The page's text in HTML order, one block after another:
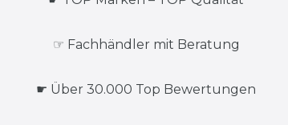
☞ Fachhändler mit Beratung
☛ Über 30.000 Top Bewertungen